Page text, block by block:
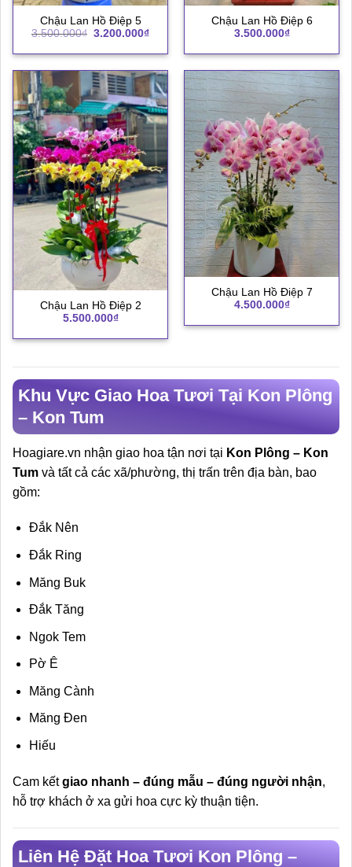
Chậu Lan Hồ Điệp 5
3.500.000₫ Giá
là:
3.200.000₫Giá
tại
3.200.000₫.
Chậu Lan Hồ Điệp 6
3.500.000₫
Chậu Lan Hồ Điệp 2
5.500.000₫
Chậu Lan Hồ Điệp 7
4.500.000₫
Khu Vực Giao Hoa Tươi Tại Kon Plông
– Kon Tum
Hoagiare.vn nhận giao hoa tận nơi tại Kon Plông – Kon
Tum và tất cả các xã/phường, thị trấn trên địa bàn, bao
gồm:
Đắk Nên
Đắk Ring
Măng Buk
Đắk Tăng
Ngok Tem
Pờ Ê
Măng Cành
Măng Đen
Hiếu
Cam kếtgiao nhanh – đúng mẫu – đúng người nhận,
hỗ trợ khách ở xa gửi hoa cực kỳ thuận tiện.
Liên Hệ Đặt Hoa Tươi Kon Plông –